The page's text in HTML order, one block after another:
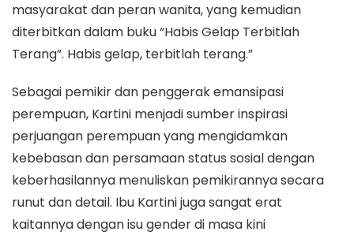
masyarakat dan peran wanita, yang kemudian
diterbitkan dalam buku “Habis Gelap Terbitlah
Terang”. Habis gelap, terbitlah terang.”
Sebagai pemikir dan penggerak emansipasi
perempuan, Kartini menjadi sumber inspirasi
perjuangan perempuan yang mengidamkan
kebebasan dan persamaan status sosial dengan
keberhasilannya menuliskan pemikirannya secara
runut dan detail. Ibu Kartini juga sangat erat
kaitannya dengan isu gender di masa kini